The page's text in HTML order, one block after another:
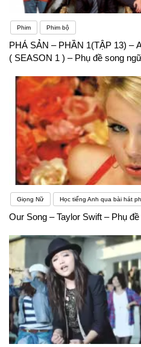
Phim Phim bộ
PHÁ SẢN – PHẦN 1(TẬP 13) –
( SEASON 1 ) – Phụ đề song
Giọng Nữ Học tiếng Anh qua bài hát
Our Song – Taylor Swift – Phụ